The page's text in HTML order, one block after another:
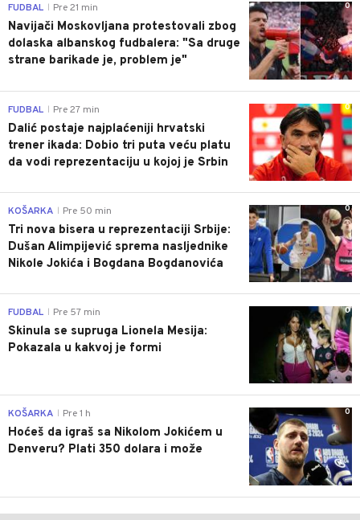
0
FUDBAL Pre 21 min
Navijači Moskovljana protestovali zbog
dolaska albanskog fudbalera: "Sa druge
strane barikade je, problem je"
0
FUDBAL Pre 27 min
Dalić postaje najplaćeniji hrvatski
trener ikada: Dobio tri puta veću platu
da vodi reprezentaciju u kojoj je Srbin
0
KOŠARKA Pre 50 min
Tri nova bisera u reprezentaciji Srbije:
Dušan Alimpijević sprema nasljednike
Nikole Jokića i Bogdana Bogdanovića
0
FUDBAL Pre 57 min
Skinula se supruga Lionela Mesija:
Pokazala u kakvoj je formi
0
KOŠARKA Pre 1 h
Hoćeš da igraš sa Nikolom Jokićem u
Denveru? Plati 350 dolara i može